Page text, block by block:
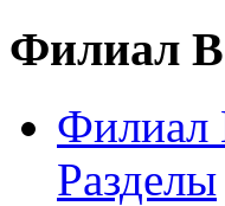
Филиал
Филиал
Разделы